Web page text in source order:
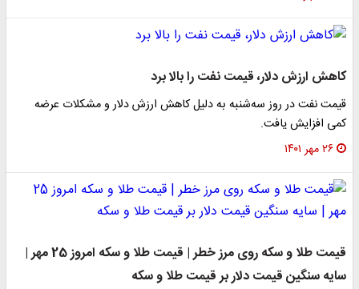
ارزش دلار، قیمت نفت را بالا برد
نفت در روز سه‌شنبه به دلیل کاهش ارزش دلار و مشکلات عرضه
افزایش یافت.
قیمت طلا و سکه روی مرز خطر | قیمت طلا و سکه امروز 25 مهر |
سنگین قیمت دلار بر قیمت طلا و سکه